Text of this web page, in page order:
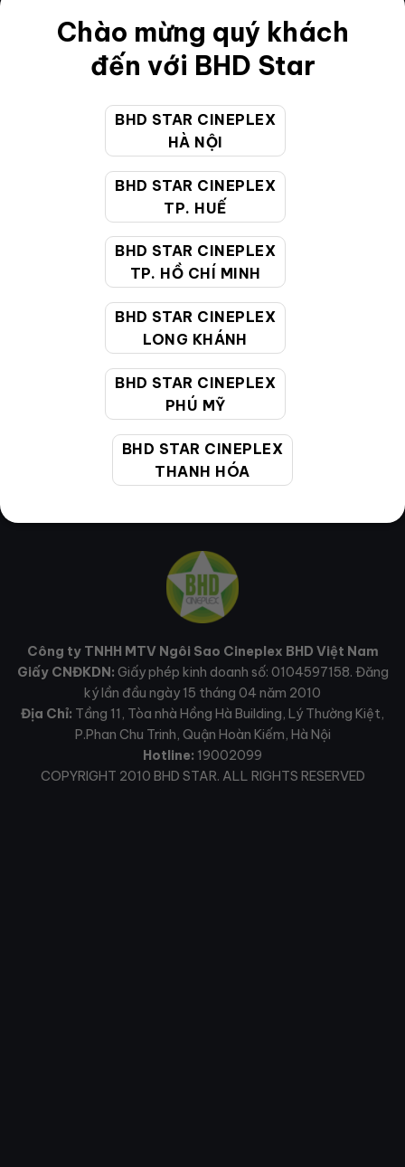
Chào mừng quý khách
đến với BHD Star
BHD STAR CINEPLEX
HÀ NỘI
BHD STAR CINEPLEX
TP. HUẾ
BHD STAR CINEPLEX
TP. HỒ CHÍ MINH
BHD STAR CINEPLEX
LONG KHÁNH
BHD STAR CINEPLEX
PHÚ MỸ
BHD STAR CINEPLEX
THANH HÓA
Điều khoản
Hướng dẫn đặt vé trực tuyến
Chính sách bảo vệ thông tin cá nhân của người tiêu
CHĂM SÓC KHÁCH HÀNG
19002099
gồm cả Lễ, Tết)
cskh@bhdstar.vn
MẠNG XÃ HỘI
Công ty TNHH MTV Ngôi Sao Cineplex BHD Việt Nam
Giấy CNĐKDN: Giấy phép kinh doanh số: 0104597158. Đăng
ký lần đầu ngày 15 tháng 04 năm 2010
Địa Chỉ: Tầng 11, Tòa nhà Hồng Hà Building, Lý Thường Kiệt,
P.Phan Chu Trinh, Quận Hoàn Kiếm, Hà Nội
Hotline: 19002099
COPYRIGHT 2010 BHD STAR. ALL RIGHTS RESERVED